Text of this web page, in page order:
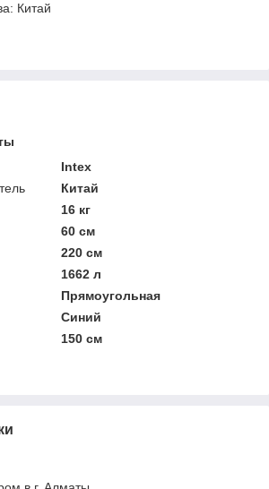
Китай
Intex
Китай
16 кг
60 см
220 см
1662 л
Прямоугольная
Синий
150 см